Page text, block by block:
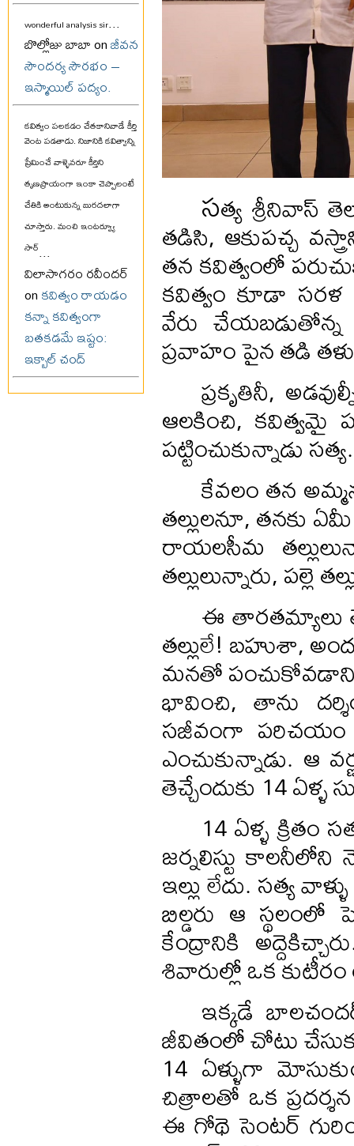
wonderful analysis sir...
బొల్లోజు బాబా onజీవన
సౌందర్య సౌరభం –
ఇస్మాయిల్ పద్యం.
కవిత్వం పలకడం చేతకానివాడే కీర్తి
వెంట పడతాడు. నిజానికి కవిత్వాన్ని
ప్రేమించే వాళ్ళెవరూ కీర్తిని
తృణప్రాయంగా ఇంకా చెప్పాలంటే
చేతికి అంటుకున్న బురదలాగా
చూస్తారు. మంచి ఇంటర్వ్యూ
సార్...
విలాసాగరం రవీందర్
onకవిత్వం రాయడం
కన్నా కవిత్వంగా
బతకడమే ఇష్టం:
ఇక్బాల్ చంద్
సత్య శ్రీనివాస్
తడిసి, ఆకుపచ్చ
తన కవిత్వంలో
కవిత్వం కూడా
వేరు
ప్రవాహం పైన తడి
ప్రకృతినీ,
ఆలకించి, కవిత్వమై
పట్టించుకున్నాడు సత్య.
కేవలం తన
తల్లులనూ, తనకు
రాయలసీమ
తల్లులున్నారు, పల్లె
ఈ తారతమ్యాలు
తల్లులే! బహుశా,
మనతో
భావించి, తాను
సజీవంగా పరిచయం
ఎంచుకున్నాడు. ఆ
తెచ్చేందుకు 14 ఏళ్ళ
14 ఏళ్ళ
జర్నలిస్టు
ఇల్లు లేదు. సత్య
బిల్డరు ఆ స్థలంలో
కేంద్రానికి
శివారుల్లో ఒక కుటీరం
ఇక్కడే
జీవితంలో చోటు
14 ఏళ్ళుగా
చిత్రాలతో ఒక
ఈ గోథె సెంటర్